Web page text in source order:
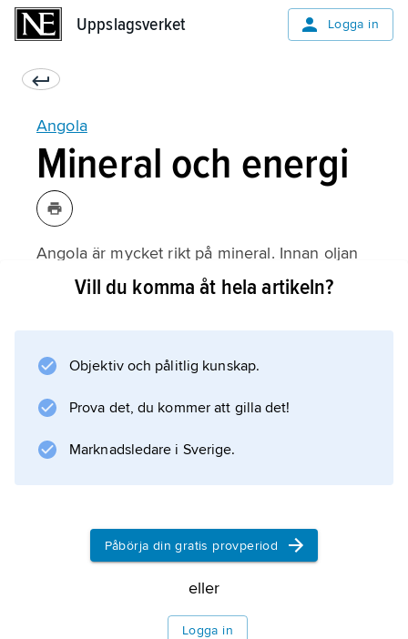
Uppslagsverket Logga in
Angola
Mineral och energi
Angola är mycket rikt på mineral. Innan oljan
blev den viktigaste exportprodukten var
har inte brutits sedan 1975, då
Kassingagruvan delvis förstördes. Projekt för
öppnandet av järnverk har pågått de senaste
Information om artikeln
Vill du komma åt hela artikeln?
Objektiv och pålitlig kunskap.
Prova det, du kommer att gilla det!
Marknadsledare i Sverige.
Påbörja din gratis provperiod
eller
Logga in